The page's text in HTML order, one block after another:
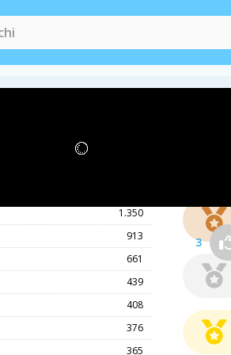
3
1.350
913
661
439
408
376
365